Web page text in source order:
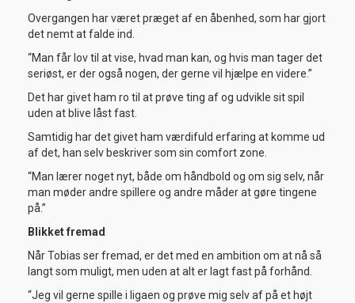
Overgangen har været præget af en åbenhed, som har gjort
det nemt at falde ind.
“Man får lov til at vise, hvad man kan, og hvis man tager det
seriøst, er der også nogen, der gerne vil hjælpe en videre.”
Det har givet ham ro til at prøve ting af og udvikle sit spil
uden at blive låst fast.
Samtidig har det givet ham værdifuld erfaring at komme ud
af det, han selv beskriver som sin comfort zone.
“Man lærer noget nyt, både om håndbold og om sig selv, når
man møder andre spillere og andre måder at gøre tingene
på.”
Blikket fremad
Når Tobias ser fremad, er det med en ambition om at nå så
langt som muligt, men uden at alt er lagt fast på forhånd.
“Jeg vil gerne spille i ligaen og prøve mig selv af på et højt